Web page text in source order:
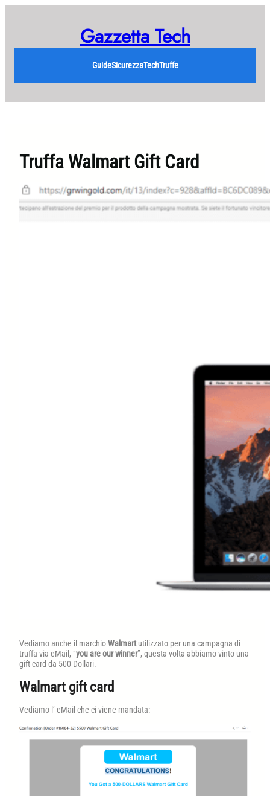
Gazzetta Tech
GuideSicurezzaTechTruffe
Truffa Walmart Gift Card
Vediamo anche il marchioWalmartutilizzato per una campagna di
truffa via eMail, “you are our winner”, questa volta abbiamo vinto una
gift card da 500 Dollari.
Walmart gift card
Vediamo l’ eMail che ci viene mandata: